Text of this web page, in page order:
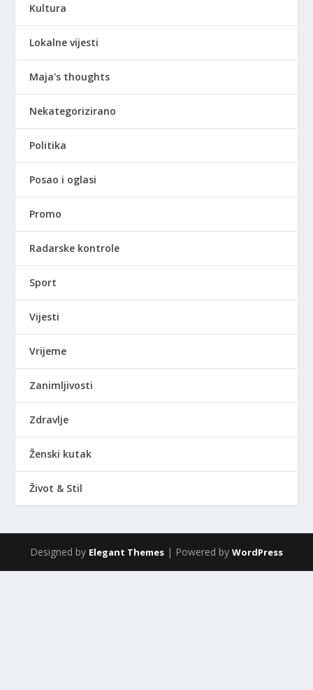
Kultura
Lokalne vijesti
Maja's thoughts
Nekategorizirano
Politika
Posao i oglasi
Promo
Radarske kontrole
Sport
Vijesti
Vrijeme
Zanimljivosti
Zdravlje
Ženski kutak
Život & Stil
Designed by Elegant Themes | Powered by WordPress